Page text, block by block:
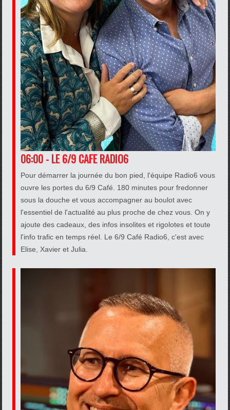
06:00 - LE 6/9 CAFE RADIO6
Pour démarrer la journée du bon pied, l'équipe Radio6 vous
ouvre les portes du 6/9 Café. 180 minutes pour fredonner
sous la douche et vous accompagner au boulot avec
l'essentiel de l'actualité au plus proche de chez vous. On y
ajoute des cadeaux, des infos insolites et rigolotes et toute
l'info trafic en temps réel. Le 6/9 Café Radio6, c'est avec
Elise, Xavier et Julia.